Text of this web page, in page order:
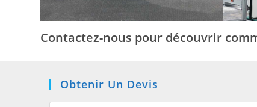
Contactez-nous pour découvrir
Obtenir Un Devis